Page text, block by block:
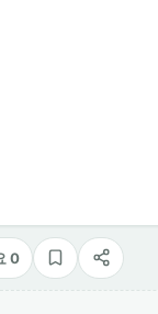
0
스크랩공유